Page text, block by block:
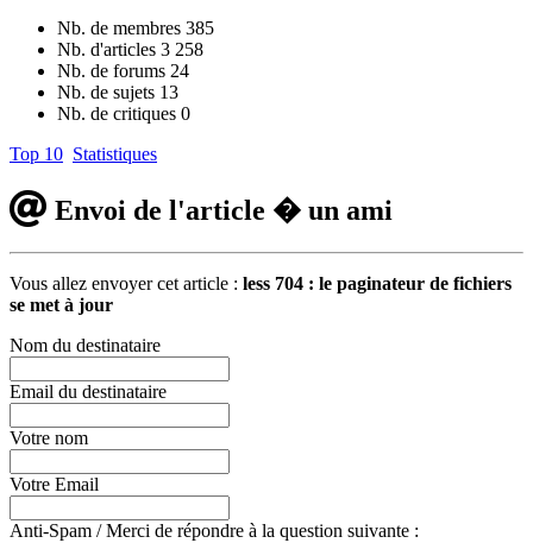
Nb. de membres 385
Nb. d'articles 3 258
Nb. de forums 24
Nb. de sujets 13
Nb. de critiques 0
Top 10 Statistiques
Envoi de l'article � un ami
Vous allez envoyer cet article : less 704 : le paginateur de fichiers
se met à jour
Nom du destinataire
Email du destinataire
Votre nom
Votre Email
Anti-Spam / Merci de répondre à la question suivante :